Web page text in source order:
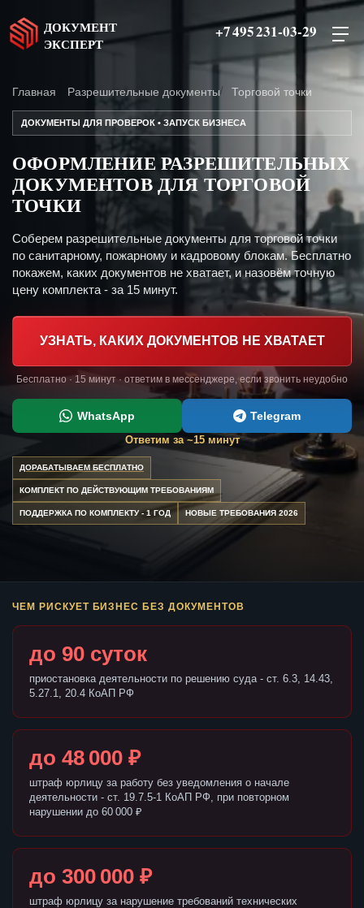
ДОКУМЕНТ
ЭКСПЕРТ
+7 495 231-03-29
Главная Разрешительные документы Торговой точки
ДОКУМЕНТЫ ДЛЯ ПРОВЕРОК • ЗАПУСК БИЗНЕСА
ОФОРМЛЕНИЕ РАЗРЕШИТЕЛЬНЫХ
ДОКУМЕНТОВ ДЛЯ ТОРГОВОЙ
ТОЧКИ
Соберем разрешительные документы для торговой точки
по санитарному, пожарному и кадровому блокам. Бесплатно
покажем, каких документов не хватает, и назовём точную
цену комплекта - за 15 минут.
УЗНАТЬ, КАКИХ ДОКУМЕНТОВ НЕ ХВАТАЕТ
Бесплатно · 15 минут · ответим в мессенджере, если звонить неудобно
WhatsApp Telegram
Ответим за ~15 минут
ДОРАБАТЫВАЕМ БЕСПЛАТНО
КОМПЛЕКТ ПО ДЕЙСТВУЮЩИМ ТРЕБОВАНИЯМ
ПОДДЕРЖКА ПО КОМПЛЕКТУ - 1 ГОД НОВЫЕ ТРЕБОВАНИЯ 2026
ЧЕМ РИСКУЕТ БИЗНЕС БЕЗ ДОКУМЕНТОВ
до 90 суток
приостановка деятельности по решению суда - ст. 6.3, 14.43,
5.27.1, 20.4 КоАП РФ
до 48 000 ₽
штраф юрлицу за работу без уведомления о начале
деятельности - ст. 19.7.5-1 КоАП РФ, при повторном
нарушении до 60 000 ₽
до 300 000 ₽
штраф юрлицу за нарушение требований технических